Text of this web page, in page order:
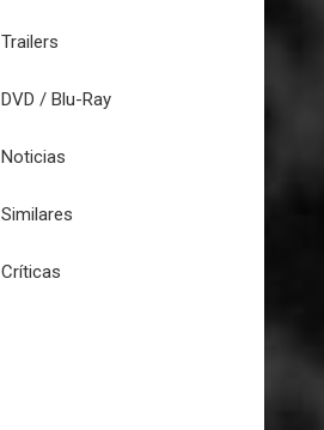
Trailers
DVD / Blu-Ray
Noticias
Similares
Críticas